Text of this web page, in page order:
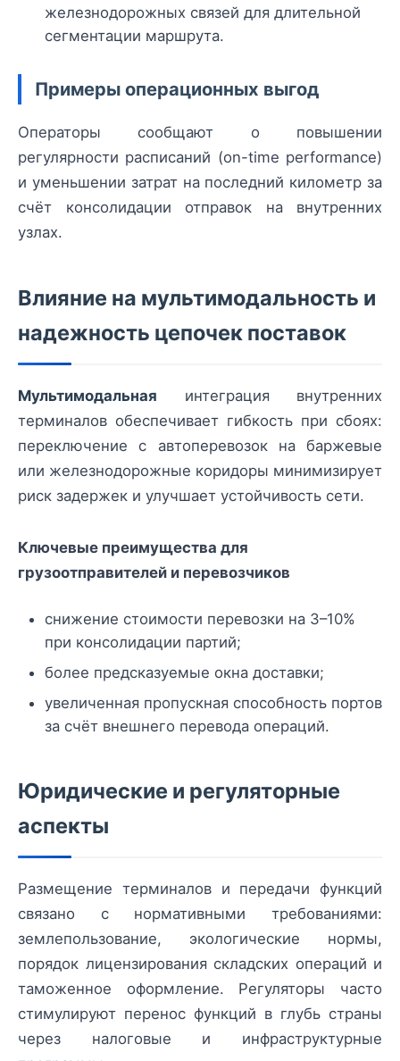
железнодорожных связей для длительной
сегментации маршрута.
Примеры операционных выгод
Операторы сообщают о повышении
регулярности расписаний (on-time performance)
и уменьшении затрат на последний километр за
счёт консолидации отправок на внутренних
узлах.
Влияние на мультимодальность и
надежность цепочек поставок
Мультимодальная интеграция внутренних
терминалов обеспечивает гибкость при сбоях:
переключение с автоперевозок на баржевые
или железнодорожные коридоры минимизирует
риск задержек и улучшает устойчивость сети.
Ключевые преимущества для
грузоотправителей и перевозчиков
снижение стоимости перевозки на 3–10%
при консолидации партий;
более предсказуемые окна доставки;
увеличенная пропускная способность портов
за счёт внешнего перевода операций.
Юридические и регуляторные
аспекты
Размещение терминалов и передачи функций
связанo с нормативными требованиями:
землепользование, экологические нормы,
порядок лицензирования складских операций и
таможенное оформление. Регуляторы часто
стимулируют перенос функций в глубь страны
через налоговые и инфраструктурные